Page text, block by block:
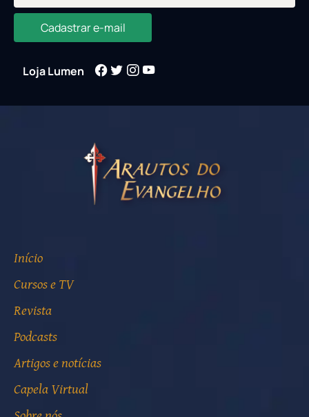
Cadastrar e-mail
Loja Lumen
Início
Cursos e TV
Revista
Podcasts
Artigos e notícias
Capela Virtual